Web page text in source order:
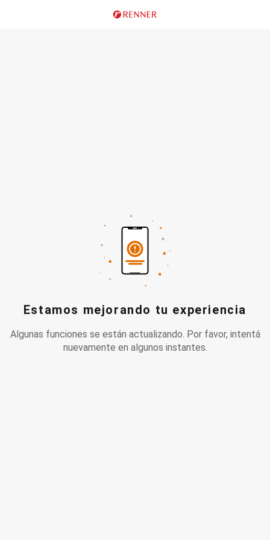
Estamos mejorando tu experiencia
Algunas funciones se están actualizando. Por favor, intentá
nuevamente en algunos instantes.